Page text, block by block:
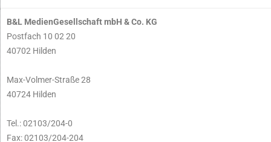
B&L MedienGesellschaft mbH & Co. KG
Postfach 10 02 20
40702 Hilden
Max-Volmer-Straße 28
40724 Hilden
Tel.: 02103/204-0
Fax: 02103/204-204